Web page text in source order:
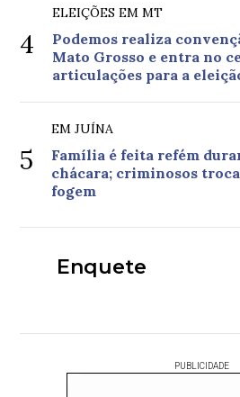
4
ELEIÇÕES EM MT
Podemos realiza
Mato Grosso e entra no
articulações para a
5
EM JUÍNA
Família é feita refém
chácara; criminosos
fogem
Enquete
PUBLICIDADE